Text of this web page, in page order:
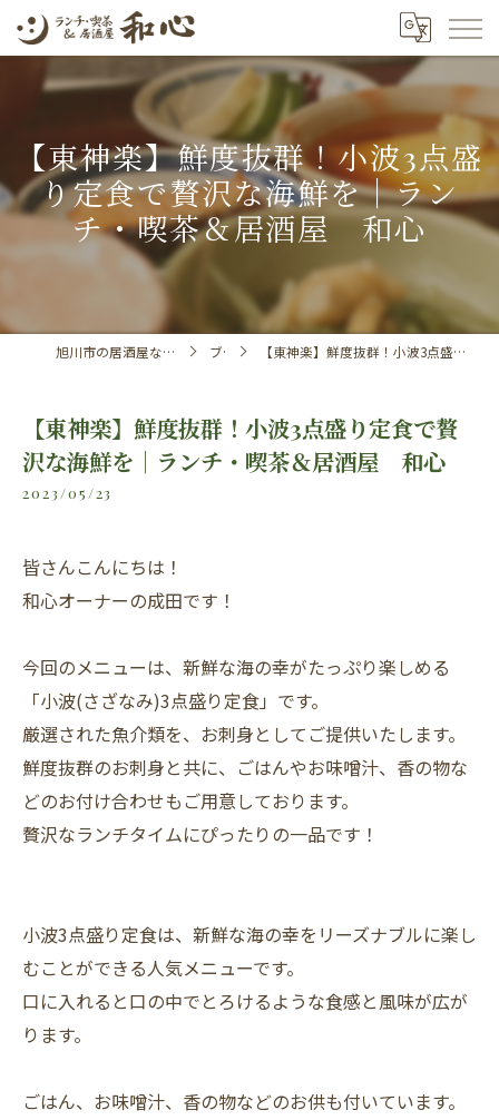
【東神楽】鮮度抜群！小波3点盛
り定食で贅沢な海鮮を｜ラン
チ・喫茶＆居酒屋 和心
旭川市の居酒屋ならランチ・喫茶＆居酒屋 和心 ブログ 【東神楽】鮮度抜群！小波3点盛り定食で贅沢な海鮮を｜ランチ・喫茶＆居酒屋 和心
【東神楽】鮮度抜群！小波3点盛り定食で贅
沢な海鮮を｜ランチ・喫茶＆居酒屋 和心
2023/05/23
皆さんこんにちは！
和心オーナーの成田です！
今回のメニューは、新鮮な海の幸がたっぷり楽しめる
「小波(さざなみ)3点盛り定食」です。
厳選された魚介類を、お刺身としてご提供いたします。
鮮度抜群のお刺身と共に、ごはんやお味噌汁、香の物な
どのお付け合わせもご用意しております。
贅沢なランチタイムにぴったりの一品です！
小波3点盛り定食は、新鮮な海の幸をリーズナブルに楽し
むことができる人気メニューです。
口に入れると口の中でとろけるような食感と風味が広が
ります。
ごはん、お味噌汁、香の物などのお供も付いています。